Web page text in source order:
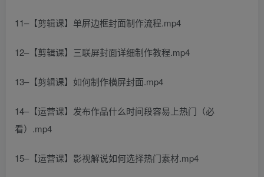
11–【剪辑课】单屏边框封面制作流程.mp4
12–【剪辑课】三联屏封面详细制作教程.mp4
13–【剪辑课】如何制作横屏封面.mp4
14–【运营课】发布作品什么时间段容易上热门（必
看）.mp4
15–【运营课】影视解说如何选择热门素材.mp4